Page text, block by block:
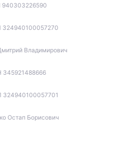
Владимирович
345921488666
Остап Борисович